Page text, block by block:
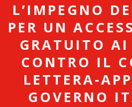
L’IMPEGNO
PER UN
GRATUITO
CONTRO IL
LETTERA-
GOVERNO